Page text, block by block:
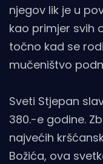
njegov lik je u
kao primjer svih
točno kad se
mučeništvo
Sveti Stjepan
380.-e godine.
najvećih
Božića, ova